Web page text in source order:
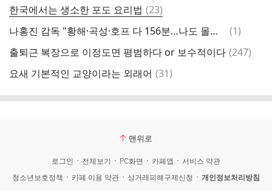
한국에서는 생소한 포도 요리법 댓
글
(23)
나홍진 감독 "황해·곡성·호프 다 156분…나도 몰랐다" [MD인터뷰②]
댓
(1)
출퇴근 복장으로 이정도면 평범하다 or 보수적이다 댓
(247)
요새 기본적인 교양이라는 외래어 댓
(31)
맨위로
로그인 전체보기 PC화면 카페앱
서비스 약관
청소년보호정책
카페 이용 약관 상거래피해구제신청 개인정보처리방침